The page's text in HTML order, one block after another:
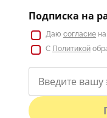
Подписка на
Даю согласие
С Политикой